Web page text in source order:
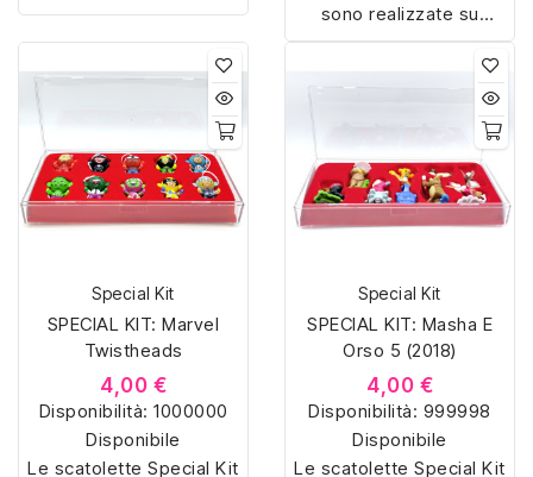
misura con materiali di
alta qualità, hanno un
interno sagomato in
vellutino rosso e offrono
soluzioni eleganti e
pratiche per organizzare
e mostrare la tua
collezione di sorpresine.
sono realizzate su
misura con materiali di
alta qualità, hanno un
interno sagomato in
vellutino rosso e offrono
soluzioni eleganti e
pratiche per organizzare
e mostrare la tua
Special Kit
SPECIAL KIT: Marvel
Twistheads
4,00 €
Disponibilità: 1000000
Disponibile
Le scatolette Special Kit
Special Kit
SPECIAL KIT: Masha E
Orso 5 (2018)
4,00 €
Disponibilità: 999998
Disponibile
Le scatolette Special Kit